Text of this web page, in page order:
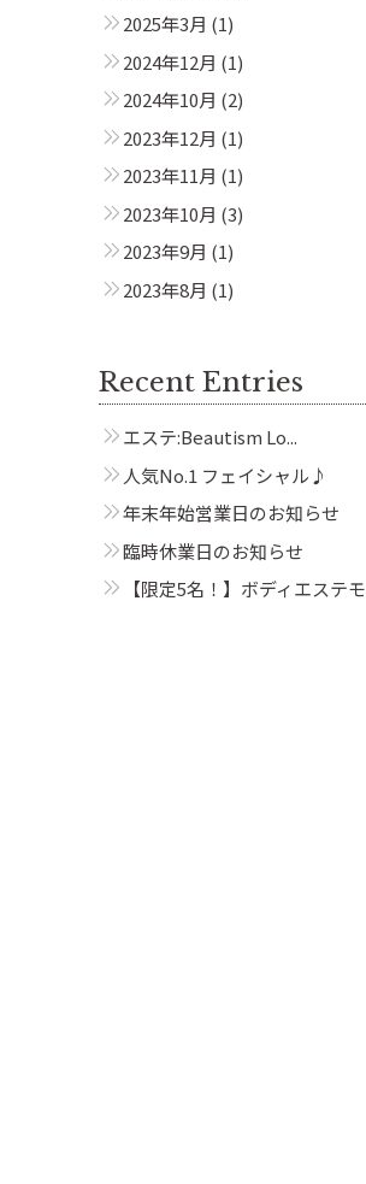
2025年3月 (1)
2024年12月 (1)
2024年10月 (2)
2023年12月 (1)
2023年11月 (1)
2023年10月 (3)
2023年9月 (1)
2023年8月 (1)
Recent Entries
エステ:Beautism Lo...
人気No.1 フェイシャル♪
年末年始営業日のお知らせ
臨時休業日のお知らせ
【限定5名！】ボディエステ